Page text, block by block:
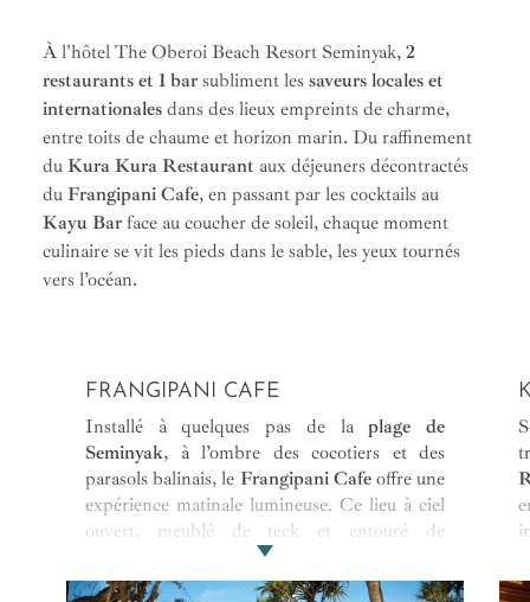
À l'hôtel The Oberoi Beach Resort Seminyak, 2
restaurants et 1 bar subliment les saveurs locales et
internationales dans des lieux empreints de charme,
entre toits de chaume et horizon marin. Du raffinement
du Kura Kura Restaurant aux déjeuners décontractés
du Frangipani Cafe, en passant par les cocktails au
Kayu Bar face au coucher de soleil, chaque moment
culinaire se vit les pieds dans le sable, les yeux tournés
vers l’océan.
FRANGIPANI CAFE
Installé à quelques pas de laplage de
Seminyak, à l’ombre des cocotiers et des
parasols balinais, le Frangipani Cafeoffre une
expérience matinale lumineuse. Ce lieu à ciel
ouvert, meublé de teck et entouré de
frangipaniers en fleurs, se distingue par son
atmosphère apaiséeet son service attentif dès